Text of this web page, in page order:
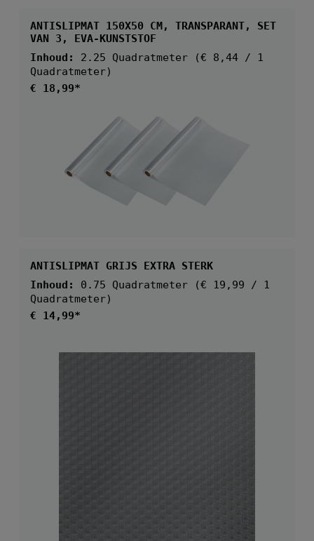
ANTISLIPMAT 150X50 CM, TRANSPARANT, SET
VAN 3, EVA-KUNSTSTOF
Inhoud: 2.25 Quadratmeter
(€ 8,44 / 1
Quadratmeter)
Normale prijs:
€ 18,99*
ANTISLIPMAT GRIJS EXTRA STERK
Inhoud: 0.75 Quadratmeter
(€ 19,99 / 1
Quadratmeter)
Normale prijs:
€ 14,99*